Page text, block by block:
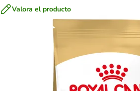
Valora el producto